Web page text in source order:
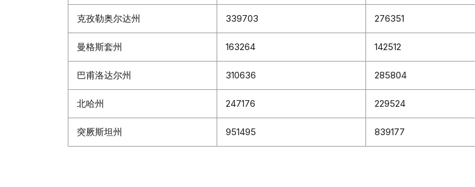
克孜勒奥尔达州 339703 276351
曼格斯套州 163264 142512
巴甫洛达尔州 310636 285804
北哈州 247176 229524
突厥斯坦州 951495 839177